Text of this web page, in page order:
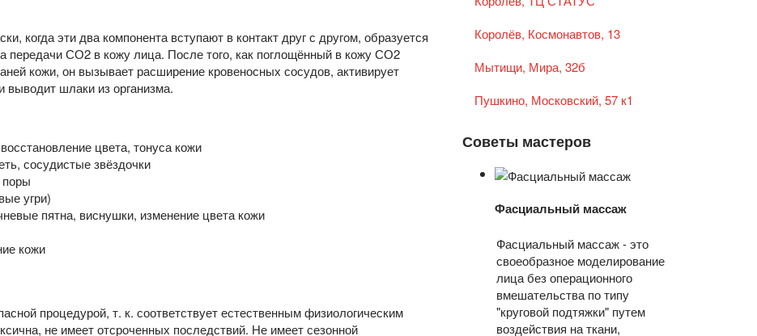
когда эти два компонента вступают в контакт друг с другом, образуется
передачи СО2 в кожу лица. После того, как поглощённый в кожу СО2
кожи, он вызывает расширение кровеносных сосудов, активирует
выводит шлаки из организма.
цвета, тонуса кожи
сосудистые звёздочки
угри)
пятна, виснушки, изменение цвета кожи
кожи
процедурой, т. к. соответствует естественным физиологическим
не имеет отсроченных последствий. Не имеет сезонной
Королёв, Космонавтов, 13
Мытищи, Мира, 32б
Пушкино, Московский, 57 к1
Советы мастеров
Фасциальный массаж
Фасциальный массаж - это
своеобразное моделирование
лица без операционного
вмешательства по типу
"круговой подтяжки" путем
воздействия на ткани,